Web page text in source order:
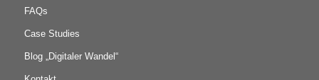
FAQs
Case Studies
Blog „Digitaler Wandel“